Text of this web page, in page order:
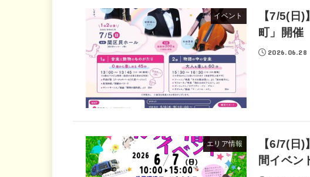
イベント
【7/5(日
町」開催
2026.06.28
エリア情報
【6/7(日
間イベン